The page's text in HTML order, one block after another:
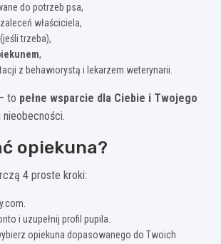
do potrzeb psa,
właściciela,
trzeba),
,
z behawiorystą i lekarzem weterynarii.
to pełne wsparcie dla Ciebie i Twojego
opiekuna?
4 proste kroki:
i uzupełnij profil pupila.
opiekuna dopasowanego do Twoich